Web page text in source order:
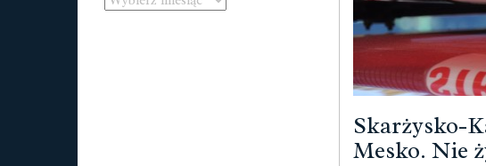
Skarżysko-
Mesko. Nie